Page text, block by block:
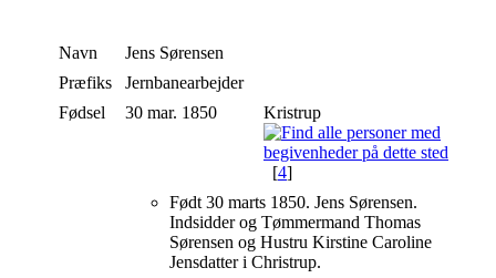
Navn Jens Sørensen
Præfiks
Jernbanearbejder
Fødsel
30 mar. 1850 Kristrup
[4]
Født 30 marts 1850. Jens Sørensen.
Indsidder og Tømmermand Thomas
Sørensen og Hustru Kirstine Caroline
Jensdatter i Christrup.